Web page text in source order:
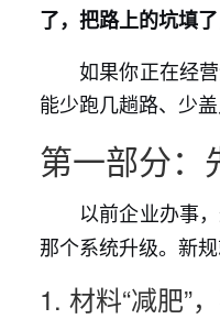
了，把路上的坑填
如果你正在经
能少跑几趟路、少
第一部分：
以前企业办事
那个系统升级。新
1. 材料“减肥”